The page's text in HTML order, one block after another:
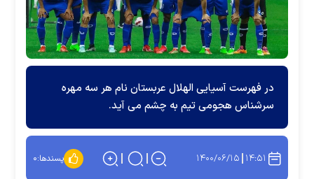
در فهرست آسیایی الهلال عربستان نام هر سه مهره
سرشناس هجومی تیم به چشم می آید.
۱۴:۵۱ ۱۴۰۰/۰۶/۱۵ پسندها:۰